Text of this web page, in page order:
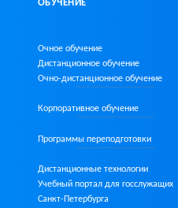
ОБУЧЕНИЕ
Очное обучение
Дистанционное обучение
Очно-дистанционноеобучение
Корпоративное обучение
Программы переподготовки
Дистанционные технологии
Учебный портал для госслужащих
Санкт-Петербурга